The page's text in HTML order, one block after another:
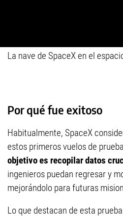
La nave de SpaceX en el
Por qué fue exitoso
Habitualmente, SpaceX
estos primeros vuelos de
objetivo es recopilar datos
ingenieros puedan regresar y
mejorándolo para futuras
Lo que destacan de esta